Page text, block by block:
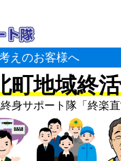
えのお客様へ
町地域終
身サポート隊 「終楽